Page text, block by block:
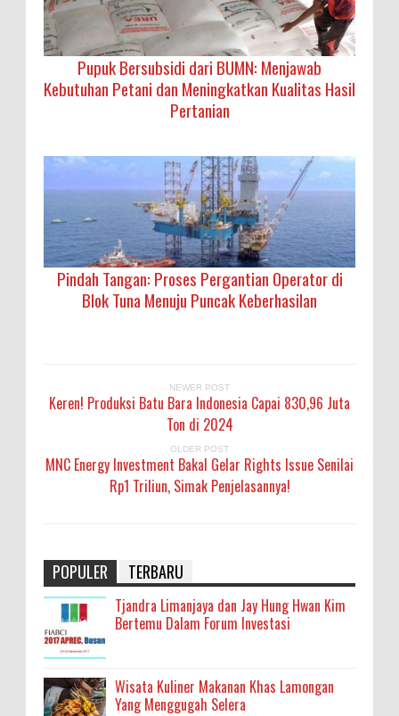
Pupuk Bersubsidi dari BUMN: Menjawab
Kebutuhan Petani dan Meningkatkan Kualitas Hasil
Pertanian
Pindah Tangan: Proses Pergantian Operator di
Blok Tuna Menuju Puncak Keberhasilan
NEWER POST
Keren! Produksi Batu Bara Indonesia Capai 830,96 Juta
Ton di 2024
OLDER POST
MNC Energy Investment Bakal Gelar Rights Issue Senilai
Rp1 Triliun, Simak Penjelasannya!
POPULER TERBARU
Tjandra Limanjaya dan Jay Hung Hwan Kim
Bertemu Dalam Forum Investasi
Wisata Kuliner Makanan Khas Lamongan
Yang Menggugah Selera